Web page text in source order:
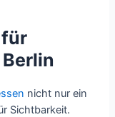
für
nicht nur ein
Sichtbarkeit.